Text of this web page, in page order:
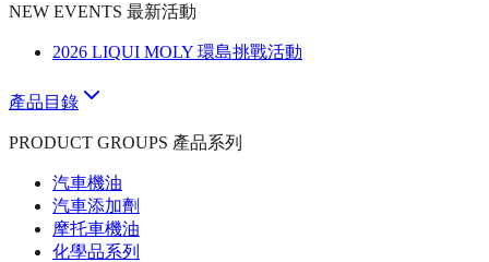
NEW EVENTS 最新活動
2026 LIQUI MOLY 環島挑戰活動
產品目錄
PRODUCT GROUPS 產品系列
汽車機油
汽車添加劑
摩托車機油
化學品系列